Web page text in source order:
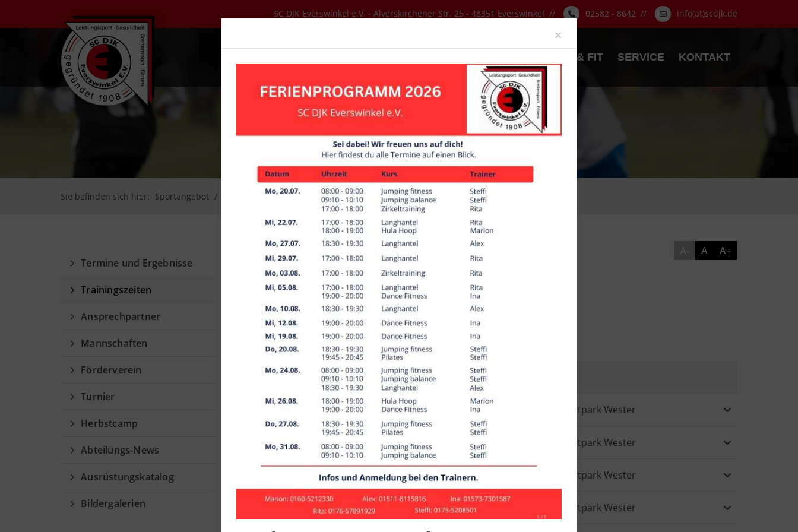
SC DJK Everswinkel e.V. - Alverskirchener Str. 25 - 48351 Everswinkel // 02582 - 8642 // info(at)scdjk.de
GESUND & FIT SERVICE KONTAKT
Sie befinden sich hier: Sportangebot Trainingszeiten
A A+
Fußball
Trainingszeiten
Angebote
Wochentag Zeit Angebot
17:30–19:00 Fußball: C1-Jugend Sportpark Wester
Montag 17:30–19:00 Fußball: C2-Jugend Sportpark Wester
19:00– 20:30 Fußball: Altherren Sportpark Wester
16:15–17:30 Fußball: U6-Jugend Sportpark Wester
Termine und Ergebnisse
Trainingszeiten
Ansprechpartner
Mannschaften
Förderverein
Turnier
Herbstcamp
Abteilungs-News
Ausrüstungskatalog
Bildergalerien
×